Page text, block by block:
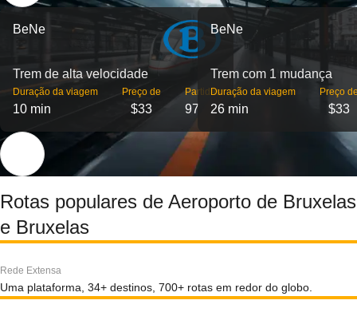
BeNe
Trem de alta velocidade
Duração da viagem
10 min
Preço de
$33
Partidas
97
BeNe
Trem com 1 mudança
Duração da viagem
26 min
Preço
$33
Rotas populares de Aeroporto de Bruxelas
e Bruxelas
Rede Extensa
Uma plataforma, 34+ destinos, 700+ rotas em redor do globo.